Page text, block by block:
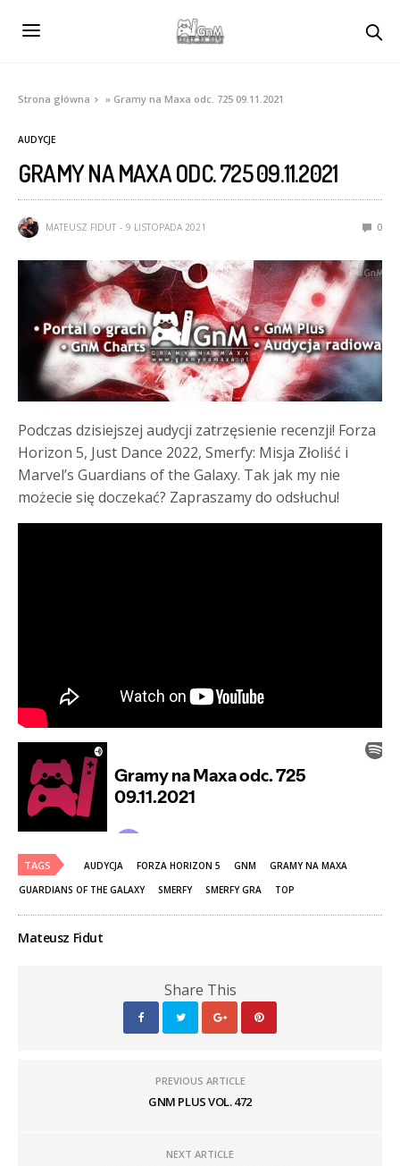
Strona główna » Gramy na Maxa odc. 725 09.11.2021
AUDYCJE
GRAMY NA MAXA ODC. 725 09.11.2021
MATEUSZ FIDUT 9 LISTOPADA 2021 0
Podczas dzisiejszej audycji zatrzęsienie recenzji! Forza
Horizon 5, Just Dance 2022, Smerfy: Misja Złoliść i
Marvel’s Guardians of the Galaxy. Tak jak my nie
możecie się doczekać? Zapraszamy do odsłuchu!
TAGS AUDYCJA FORZA HORIZON 5 GNM
GRAMY NA MAXA
GUARDIANS OF THE GALAXY
SMERFY SMERFY GRA TOP
Mateusz Fidut
Share This
PREVIOUS ARTICLE
GNM PLUS VOL. 472
NEXT ARTICLE